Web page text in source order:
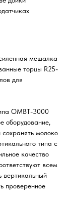
мешалка
торцы R25-
для
ОМВТ-3000
оборудование,
молоко
типа с
качество
всем
вертикальный
проверенное